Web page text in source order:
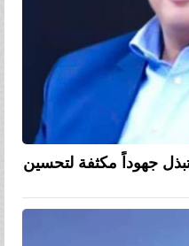
جهوداً مكثفة لتحسين